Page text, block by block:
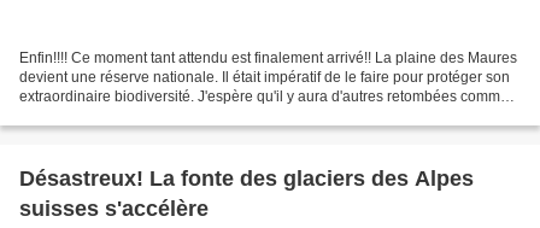
Enfin!!!! Ce moment tant attendu est finalement arrivé!! La plaine des Maures
devient une réserve nationale. Il était impératif de le faire pour protéger son
extraordinaire biodiversité. J'espère qu'il y aura d'autres retombées comme
Désastreux! La fonte des glaciers des Alpes
suisses s'accélère